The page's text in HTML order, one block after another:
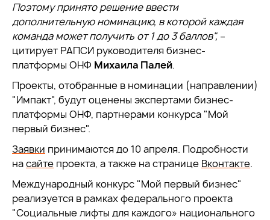
Поэтому принято решение ввести
дополнительную номинацию, в которой каждая
команда может получить от 1 до 3 баллов", –
цитирует РАПСИ руководителя бизнес-
платформы ОНФ Михаила Палей.
Проекты, отобранные в номинации (направлении)
"Импакт", будут оценены экспертами бизнес-
платформы ОНФ, партнерами конкурса "Мой
первый бизнес".
Заявки принимаются до 10 апреля. Подробности
насайте проекта, а также на странице Вконтакте.
Международный конкурс "Мой первый бизнес"
реализуется в рамках федерального проекта
"Социальные лифты для каждого» национального